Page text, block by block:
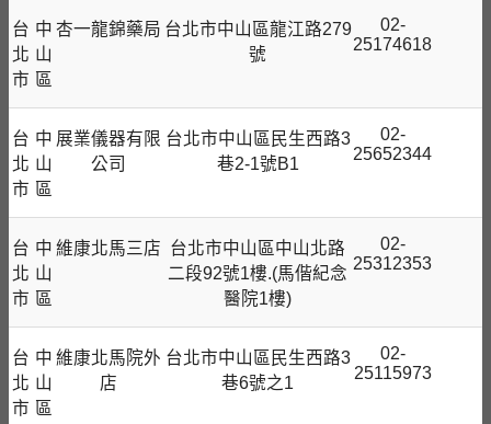
台
北
市
中
山
區
杏一龍錦藥局 台北市中山區龍江路279
號
02-
25174618
台
北
市
中
山
區
展業儀器有限
公司
台北市中山區民生西路3
巷2-1號B1
02-
25652344
台
北
市
中
山
區
維康北馬三店 台北市中山區中山北路
二段92號1樓.(馬偕紀念
醫院1樓)
02-
25312353
台
北
市
中
山
區
維康北馬院外
店
台北市中山區民生西路3
巷6號之1
02-
25115973